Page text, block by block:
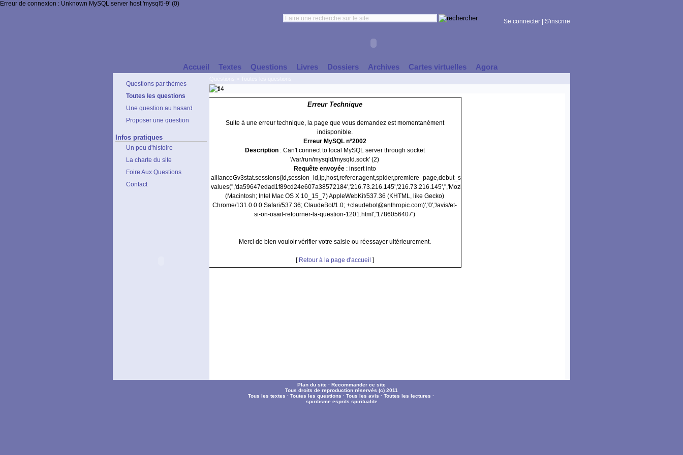
Erreur de connexion : Unknown MySQL server host 'mysql5-9' (0)
Se connecter S'inscrire
Accueil Textes Questions Livres Dossiers Archives Cartes virtuelles Agora
Questions par thèmes
Toutes les questions
Une question au hasard
Proposer une question
Infos pratiques
Un peu d'histoire
La charte du site
Foire Aux Questions
Contact
Erreur Technique
Suite à une erreur technique, la page que vous demandez est momentanément
indisponible.
Erreur MySQL n°2002
Description: Can't connect to local MySQL server through socket
'/var/run/mysqld/mysqld.sock' (2)
Requête envoyée: insert into
allianceGv3stat.sessions(id,session_id,ip,host,referer,agent,spider,premiere_page,debut_session)
values('','da59647edad1f89cd24e607a38572184','216.73.216.145','216.73.216.145','','Mozilla/5.0
(Macintosh; Intel Mac OS X 10_15_7) AppleWebKit/537.36 (KHTML, like Gecko)
Chrome/131.0.0.0 Safari/537.36; ClaudeBot/1.0; +claudebot@anthropic.com)','0','/avis/et-
si-on-osait-retourner-la-question-1201.html','1786056407')
Merci de bien vouloir vérifier votre saisie ou réessayer ultérieurement.
[ Retour à la page d'accueil ]
Plan du site · Recommander ce site
Tous droits de reproduction réservés (c) 2011
Tous les textes · Toutes les questions · Tous les avis · Toutes les lectures ·
spiritisme esprits spiritualite